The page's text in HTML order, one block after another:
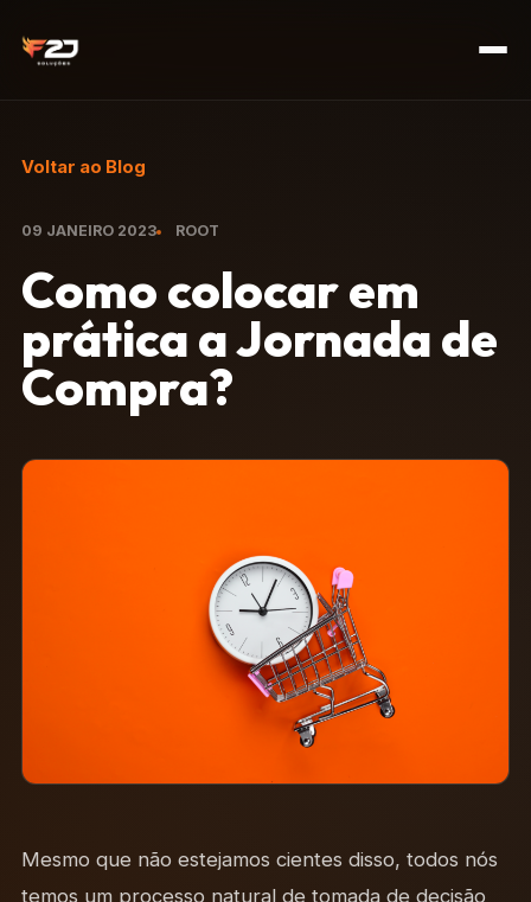
Voltar ao Blog
09 JANEIRO 2023 ROOT
Como colocar em
prática a Jornada de
Compra?
Mesmo que não estejamos cientes disso, todos nós
temos um processo natural de tomada de decisão